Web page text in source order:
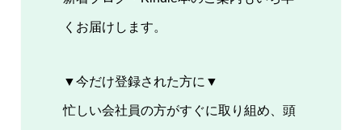
くお届けします。
▼今だけ登録された方に▼
忙しい会社員の方がすぐに取り組め、頭